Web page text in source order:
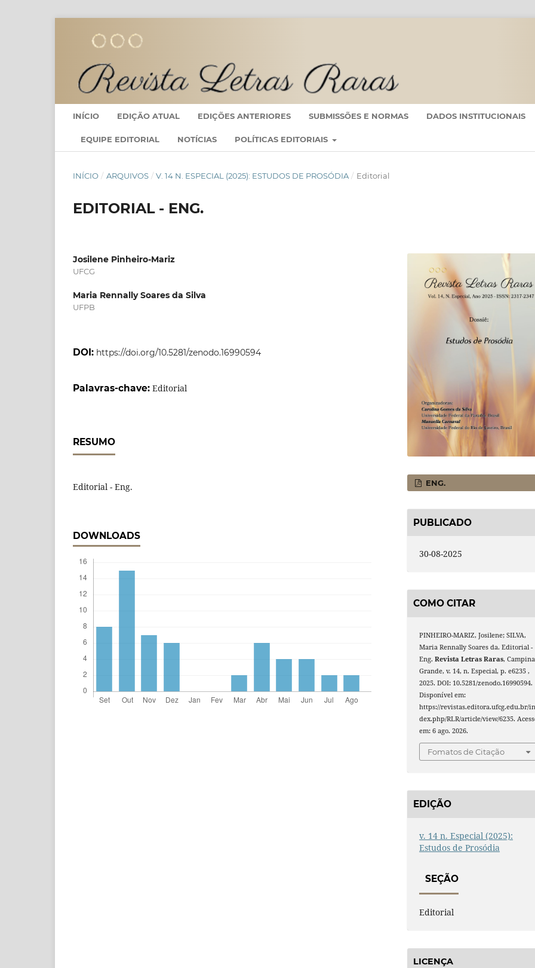
INÍCIO EDIÇÃO ATUAL EDIÇÕES ANTERIORES SUBMISSÕES E NORMAS DADOS INSTITUCIONAIS
EQUIPE EDITORIAL NOTÍCIAS POLÍTICAS EDITORIAIS
INÍCIO / ARQUIVOS / V. 14 N. ESPECIAL (2025): ESTUDOS DE PROSÓDIA / Editorial
EDITORIAL - ENG.
Josilene Pinheiro-Mariz
UFCG
Maria Rennally Soares da Silva
UFPB
DOI: https://doi.org/10.5281/zenodo.16990594
Palavras-chave: Editorial
RESUMO
Editorial - Eng.
DOWNLOADS
ENG.
PUBLICADO
30-08-2025
COMO CITAR
PINHEIRO-MARIZ, Josilene; SILVA,
Maria Rennally Soares da. Editorial -
Eng.Revista Letras Raras, Campina
Grande, v. 14, n. Especial, p. e6235 ,
2025. DOI: 10.5281/zenodo.16990594.
Disponível em:
https://revistas.editora.ufcg.edu.br/in
dex.php/RLR/article/view/6235.
em: 6 ago. 2026.
Fomatos de Citação
EDIÇÃO
v. 14 n. Especial (2025):
Estudos de Prosódia
SEÇÃO
Editorial
LICENÇA